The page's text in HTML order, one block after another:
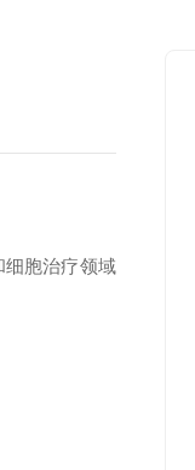
细胞治疗领域